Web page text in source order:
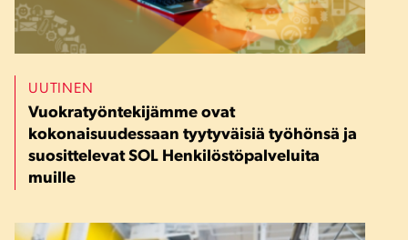
UUTINEN
Vuokratyöntekijämme ovat
kokonaisuudessaan tyytyväisiä työhönsä ja
suosittelevat SOL Henkilöstöpalveluita
muille